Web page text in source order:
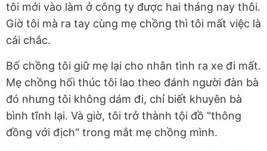
tôi mới vào làm ở công ty được hai tháng nay thôi.
Giờ tôi mà ra tay cùng mẹ chồng thì tôi mất việc là
cái chắc.
Bố chồng tôi giữ mẹ lại cho nhân tình ra xe đi mất.
Mẹ chồng hối thúc tôi lao theo đánh người đàn bà
đó nhưng tôi không dám đi, chỉ biết khuyên bà
bình tĩnh lại. Và giờ, tôi trở thành tội đồ "thông
đồng với địch" trong mắt mẹ chồng mình.